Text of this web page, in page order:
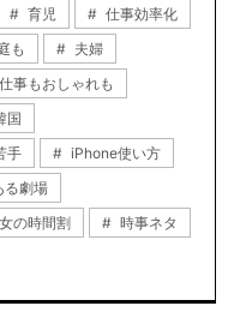
育児
仕事効率化
も
夫婦
仕事もおしゃれも
国
手
iPhone使い方
る劇場
女の時間割
時事ネタ